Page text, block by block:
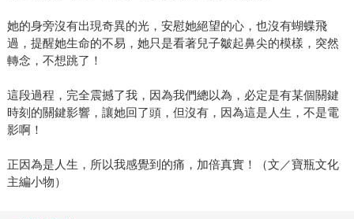
她的身旁沒有出現奇異的光，安慰她絕望的心，也沒有蝴蝶飛
過，提醒她生命的不易，她只是看著兒子皺起鼻尖的模樣，突然
轉念，不想跳了！
這段過程，完全震撼了我，因為我們總以為，必定是有某個關鍵
時刻的關鍵影響，讓她回了頭，但沒有，因為這是人生，不是電
影啊！
正因為是人生，所以我感覺到的痛，加倍真實！（文／寶瓶文化
主編小物）